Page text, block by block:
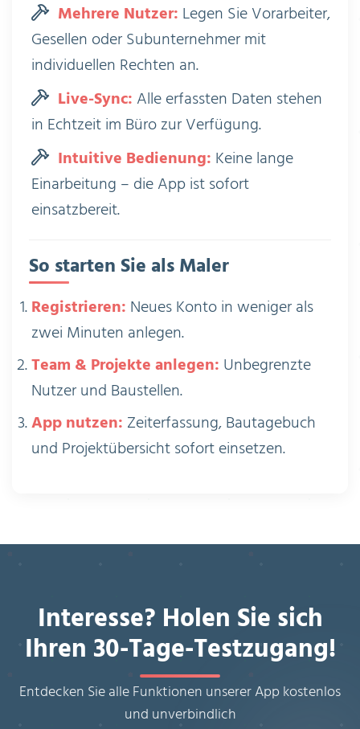
Mehrere Nutzer: Legen Sie Vorarbeiter,
Gesellen oder Subunternehmer mit
individuellen Rechten an.
Live-Sync: Alle erfassten Daten stehen
in Echtzeit im Büro zur Verfügung.
Intuitive Bedienung: Keine lange
Einarbeitung – die App ist sofort
einsatzbereit.
So starten Sie als Maler
Registrieren: Neues Konto in weniger als
zwei Minuten anlegen.
Team & Projekte anlegen: Unbegrenzte
Nutzer und Baustellen.
App nutzen: Zeiterfassung, Bautagebuch
und Projektübersicht sofort einsetzen.
Interesse? Holen Sie sich
Ihren 30-Tage-Testzugang!
Entdecken Sie alle Funktionen unserer App kostenlos
und unverbindlich